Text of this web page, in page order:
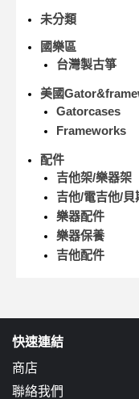
未分類
國樂區
台灣製古箏
美國
Gatorcases
Frameworks
配件
吉他架/樂器架
吉他/電吉他/
樂器配件
樂器保養
吉他配件
快速連結
商店
聯絡我們